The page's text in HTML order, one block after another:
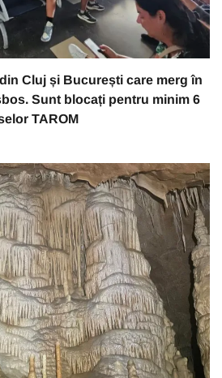
Cluj și București care merg în
Sunt blocați pentru minim 6
TAROM